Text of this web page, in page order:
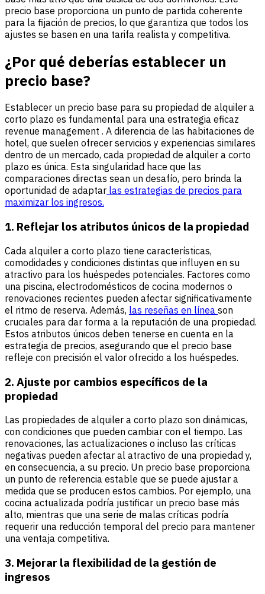
precio base proporciona un punto de partida coherente
para la fijación de precios, lo que garantiza que todos los
ajustes se basen en una tarifa realista y competitiva.
¿Por qué deberías establecer un
precio base?
Establecer un precio base para su propiedad de alquiler a
corto plazo es fundamental para una estrategia eficaz
revenue management . A diferencia de las habitaciones de
hotel, que suelen ofrecer servicios y experiencias similares
dentro de un mercado, cada propiedad de alquiler a corto
plazo es única. Esta singularidad hace que las
comparaciones directas sean un desafío, pero brinda la
oportunidad de adaptar las estrategias de precios para
maximizar los ingresos.
1. Reflejar los atributos únicos de la propiedad
Cada alquiler a corto plazo tiene características,
comodidades y condiciones distintas que influyen en su
atractivo para los huéspedes potenciales. Factores como
una piscina, electrodomésticos de cocina modernos o
renovaciones recientes pueden afectar significativamente
el ritmo de reserva. Además, las reseñas en línea son
cruciales para dar forma a la reputación de una propiedad.
Estos atributos únicos deben tenerse en cuenta en la
estrategia de precios, asegurando que el precio base
refleje con precisión el valor ofrecido a los huéspedes.
2. Ajuste por cambios específicos de la
propiedad
Las propiedades de alquiler a corto plazo son dinámicas,
con condiciones que pueden cambiar con el tiempo. Las
renovaciones, las actualizaciones o incluso las críticas
negativas pueden afectar al atractivo de una propiedad y,
en consecuencia, a su precio. Un precio base proporciona
un punto de referencia estable que se puede ajustar a
medida que se producen estos cambios. Por ejemplo, una
cocina actualizada podría justificar un precio base más
alto, mientras que una serie de malas críticas podría
requerir una reducción temporal del precio para mantener
una ventaja competitiva.
3. Mejorar la flexibilidad de la gestión de
ingresos